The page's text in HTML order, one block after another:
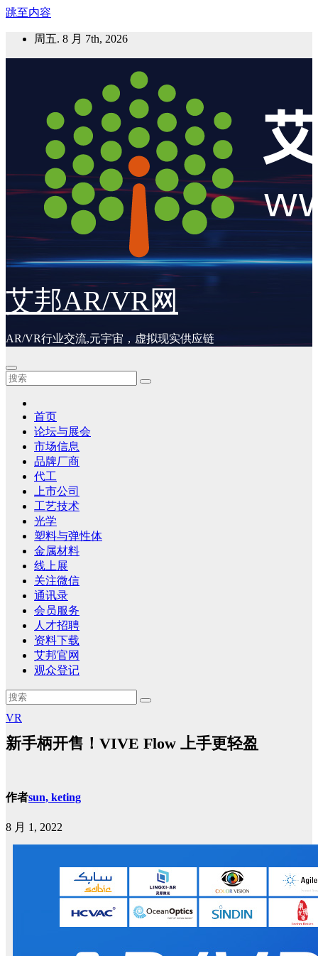
跳至内容
周五. 8 月 7th, 2026
艾邦AR/VR网
AR/VR行业交流,元宇宙，虚拟现实供应链
首页
论坛与展会
市场信息
品牌厂商
代工
上市公司
工艺技术
光学
塑料与弹性体
金属材料
线上展
关注微信
通讯录
会员服务
人才招聘
资料下载
艾邦官网
观众登记
VR
新手柄开售！VIVE Flow 上手更轻盈
作者sun, keting
8 月 1, 2022